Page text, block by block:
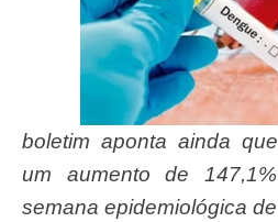
boletim aponta ainda
um aumento de
semana epidemiológica